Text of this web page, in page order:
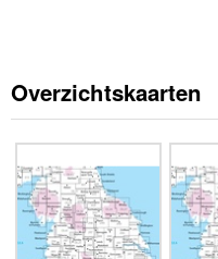
Overzichtskaarten